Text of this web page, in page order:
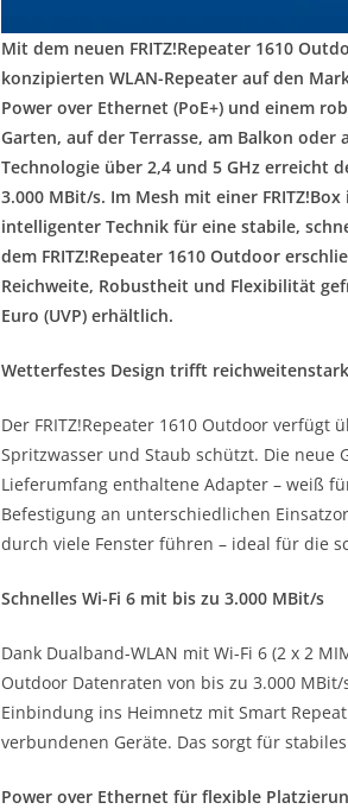
Mit dem neuen FRITZ!Repeater 1610
konzipierten WLAN-Repeater auf den
Power over Ethernet (PoE+) und einem
Garten, auf der Terrasse, am Balkon
Technologie über 2,4 und 5 GHz erreicht
3.000 MBit/s. Im Mesh mit einer
intelligenter Technik für eine stabile,
dem FRITZ!Repeater 1610 Outdoor
Reichweite, Robustheit und Flexibilität
Euro (UVP) erhältlich.
Wetterfestes Design trifft
Der FRITZ!Repeater 1610 Outdoor
Spritzwasser und Staub schützt. Die neue
Lieferumfang enthaltene Adapter – weiß
Befestigung an unterschiedlichen
durch viele Fenster führen – ideal für die
Schnelles Wi-Fi 6 mit bis zu 3.000 MBit/s
Dank Dualband-WLAN mit Wi-Fi 6 (2 x 2
Outdoor Datenraten von bis zu 3.000
Einbindung ins Heimnetz mit Smart
verbundenen Geräte. Das sorgt für
Power over Ethernet für flexible